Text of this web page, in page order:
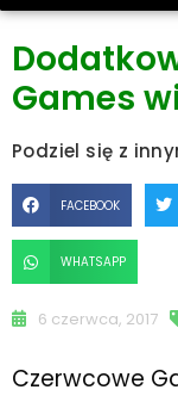
Games
Podziel się z
FACEBOOK
WHATSAPP
6 czerwca, 2017
Czerwcowe